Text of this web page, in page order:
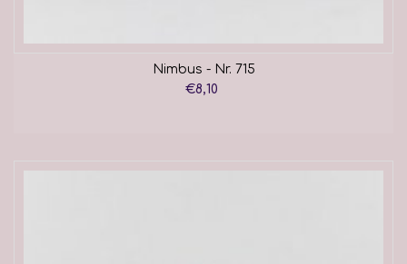
Nimbus - Nr. 715
€8,10